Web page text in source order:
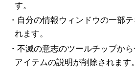
す。
・自分の情報ウィンドウの一部
れます。
・不滅の意志のツールチップか
アイテムの説明が削除されます。